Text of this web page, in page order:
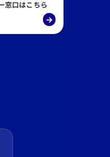
窓口はこちら
→